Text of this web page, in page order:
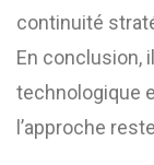
continuité
En conclusion,
technologique
l’approche